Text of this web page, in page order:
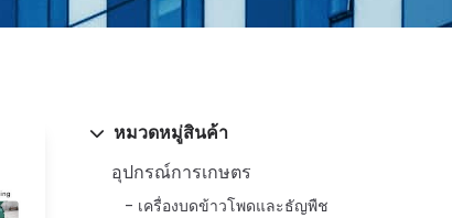
หมวดหมู่สินค้า
อุปกรณ์การเกษตร
เครื่องบดข้าวโพดและธัญพืช